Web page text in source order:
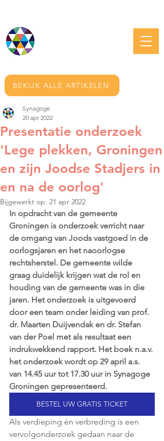
BEKIJK ALLE ARTIKELEN
Presentatie onderzoek
'Lege plekken, Groningen
en zijn Joodse Stadjers in
en na de oorlog'
Synagoge
20 apr 2022
Bijgewerkt op: 21 apr 2022
In opdracht van de gemeente
Groningen is onderzoek verricht naar
de omgang van Joods vastgoed in de
oorlogsjaren en het naoorlogse
rechtsherstel. De gemeente wilde
graag duidelijk krijgen wat de rol en
houding van de gemeente was in die
jaren. Het onderzoek is uitgevoerd
door een team onder leiding van prof.
dr. Maarten Duijvendak en dr. Stefan
van der Poel met als resultaat een
indrukwekkend rapport. Het boek n.a.v.
het onderzoek wordt op 29 april a.s.
van 14.45 uur tot 17.30 uur in Synagoge
Groningen gepresenteerd.
BESTEL UW GRATIS TICKET
Als verdieping én verbreding is een
vervolgonderzoek gedaan naar de